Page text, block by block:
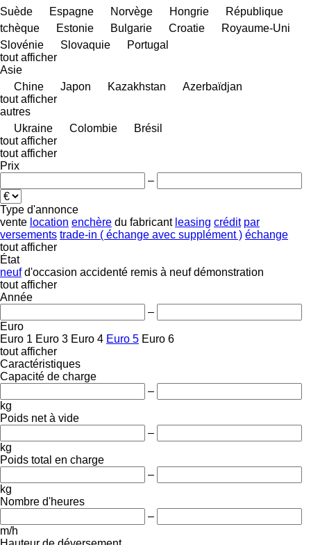
Suède
Espagne Norvège Hongrie
République
tchèque
Estonie Bulgarie Croatie
Royaume-Uni
Slovénie
Slovaquie
Portugal
tout afficher
Asie
Chine
Japon Kazakhstan
Azerbaïdjan
tout afficher
autres
Ukraine
Colombie
Brésil
tout afficher
tout afficher
Prix
–
Type d'annonce
vente location enchère du fabricant leasing crédit par
versements trade-in ( échange avec supplément ) échange
tout afficher
État
neuf d'occasion accidenté remis à neuf démonstration
tout afficher
Année
–
Euro
Euro 1 Euro 3 Euro 4 Euro 5 Euro 6
tout afficher
Caractéristiques
Capacité de charge
–
kg
Poids net à vide
–
kg
Poids total en charge
–
kg
Nombre d'heures
–
m/h